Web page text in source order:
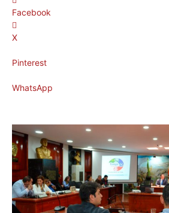
Facebook
X
Pinterest
WhatsApp